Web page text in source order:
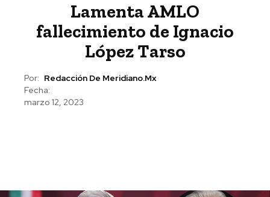
Lamenta AMLO
fallecimiento de Ignacio
López Tarso
Por: Redacción De Meridiano.mx
Fecha:
marzo 12, 2023